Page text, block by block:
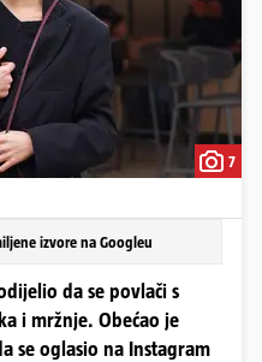
7
izvore na Googleu
da se povlači s
i mržnje. Obećao je
se oglasio na Instagram